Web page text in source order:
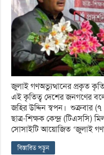
জুলাই গণঅভ্যুত্থানের প্রকৃত
এই কৃতিত্ব দেশের জনগণের বলে
জহির উদ্দিন স্বপন। শুক্রবার (৭
ছাত্র-শিক্ষক কেন্দ্র (টিএসসি)
সোসাইটি আয়োজিত ‘জুলাই
বিস্তারিত পড়ুন